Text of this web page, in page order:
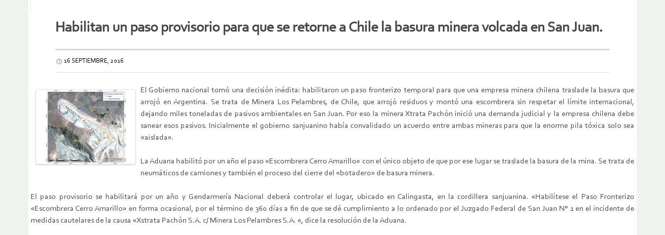
Habilitan un paso provisorio para que se retorne a Chile la basura minera volcada en San Juan.
16 SEPTIEMBRE, 2016
El Gobierno nacional tomó una decisión inédita: habilitaron un paso fronterizo temporal para que una empresa minera chilena traslade la basura que
arrojó en Argentina. Se trata de Minera Los Pelambres, de Chile, que arrojó residuos y montó una escombrera sin respetar el límite internacional,
dejando miles toneladas de pasivos ambientales en San Juan. Por eso la minera Xtrata Pachón inició una demanda judicial y la empresa chilena debe
sanear esos pasivos. Inicialmente el gobierno sanjuanino había convalidado un acuerdo entre ambas mineras para que la enorme pila tóxica solo sea
«aislada».
La Aduana habilitó por un año el paso «Escombrera Cerro Amarillo» con el único objeto de que por ese lugar se traslade la basura de la mina. Se trata de
neumáticos de camiones y también el proceso del cierre del «botadero» de basura minera.
El paso provisorio se habilitará por un año y Gendarmería Nacional deberá controlar el lugar, ubicado en Calingasta, en la cordillera sanjuanina. «Habilítese el Paso Fronterizo
«Escombrera Cerro Amarillo» en forma ocasional, por el término de 360 días a fin de que se dé cumplimiento a lo ordenado por el Juzgado Federal de San Juan N° 1 en el incidente de
medidas cautelares de la causa «Xstrata Pachón S.A. c/ Minera Los Pelambres S.A. «, dice la resolución de la Aduana.